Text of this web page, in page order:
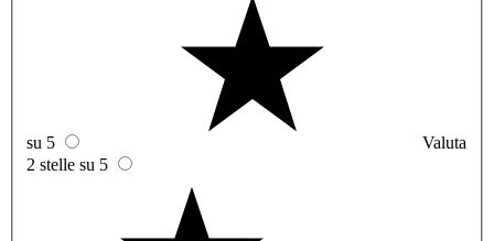
su 5
Valuta
2 stelle su 5